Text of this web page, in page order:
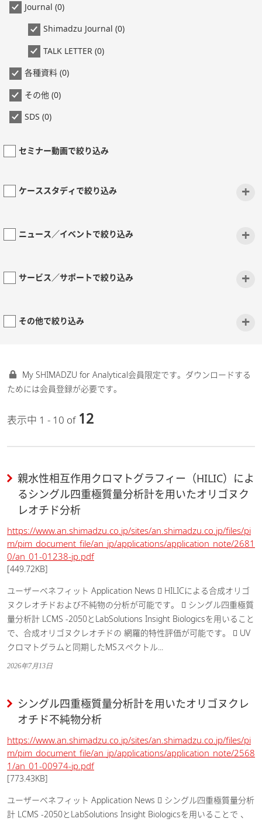
Journal (0)
Shimadzu Journal (0)
TALK LETTER (0)
各種資料 (0)
その他 (0)
SDS (0)
セミナー動画で絞り込み
ケーススタディで絞り込み +
ニュース／イベントで絞り込み +
サービス／サポートで絞り込み +
その他で絞り込み +
My SHIMADZU for Analytical会員限定です。ダウンロードする
ためには会員登録が必要です。
表示中 1 - 10 of 12
親水性相互作用クロマトグラフィー（HILIC）によ
るシングル四重極質量分析計を用いたオリゴヌク
レオチド分析
https://www.an.shimadzu.co.jp/sites/an.shimadzu.co.jp/files/pi
m/pim_document_file/an_jp/applications/application_note/2681
0/an_01-01238-jp.pdf
[449.72KB]
ユーザーベネフィット Application News  HILICによる合成オリゴ
ヌクレオチドおよび不純物の分析が可能です。  シングル四重極質
量分析計 LCMS -2050とLabSolutions Insight Biologicsを用いること
で、合成オリゴヌクレオチドの 網羅的特性評価が可能です。  UV
クロマトグラムと同期したMSスペクトル...
2026年7月13日
シングル四重極質量分析計を用いたオリゴヌクレ
オチド不純物分析
https://www.an.shimadzu.co.jp/sites/an.shimadzu.co.jp/files/pi
m/pim_document_file/an_jp/applications/application_note/2568
1/an_01-00974-jp.pdf
[773.43KB]
ユーザーベネフィット Application News  シングル四重極質量分析
計 LCMS -2050とLabSolutions Insight Biologicsを用いることで 、